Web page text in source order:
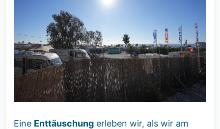
Eine Enttäuschung erleben wir, als wir am